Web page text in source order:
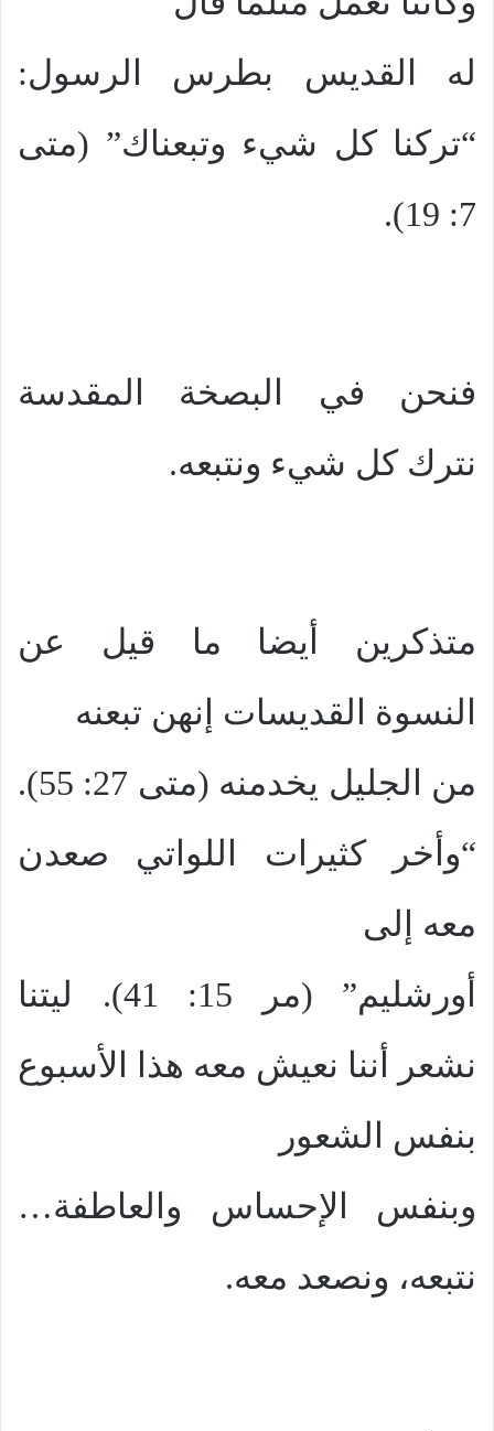
له القديس بطرس الرسول:
“تركنا كل شيء وتبعناك” (متى
7: 19).
فنحن في البصخة المقدسة
نترك كل شيء ونتبعه.
متذكرين أيضا ما قيل عن
النسوة القديسات إنهن تبعنه
من الجليل يخدمنه (متى 27: 55).
“وأخر كثيرات اللواتي صعدن
معه إلى
أورشليم” (مر 15: 41). ليتنا
نشعر أننا نعيش معه هذا الأسبوع
بنفس الشعور
وبنفس الإحساس والعاطفة…
نتبعه، ونصعد معه.